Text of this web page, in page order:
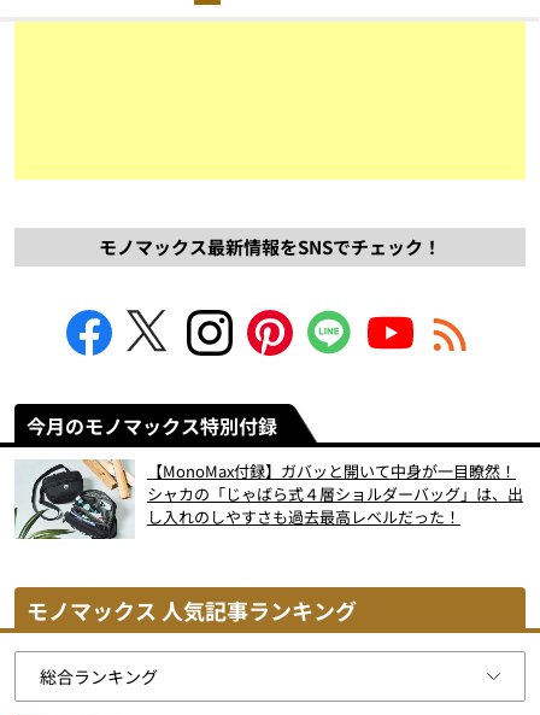
モノマックス最新情報をSNSでチェック！
今月のモノマックス特別付録
【MonoMax付録】ガバッと開いて中身が一目瞭然！
シャカの「じゃばら式４層ショルダーバッグ」は、出
し入れのしやすさも過去最高レベルだった！
モノマックス 人気記事ランキング